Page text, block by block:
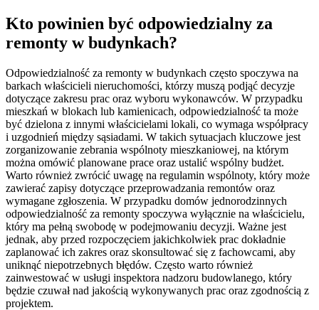
Kto powinien być odpowiedzialny za
remonty w budynkach?
Odpowiedzialność za remonty w budynkach często spoczywa na
barkach właścicieli nieruchomości, którzy muszą podjąć decyzje
dotyczące zakresu prac oraz wyboru wykonawców. W przypadku
mieszkań w blokach lub kamienicach, odpowiedzialność ta może
być dzielona z innymi właścicielami lokali, co wymaga współpracy
i uzgodnień między sąsiadami. W takich sytuacjach kluczowe jest
zorganizowanie zebrania wspólnoty mieszkaniowej, na którym
można omówić planowane prace oraz ustalić wspólny budżet.
Warto również zwrócić uwagę na regulamin wspólnoty, który może
zawierać zapisy dotyczące przeprowadzania remontów oraz
wymagane zgłoszenia. W przypadku domów jednorodzinnych
odpowiedzialność za remonty spoczywa wyłącznie na właścicielu,
który ma pełną swobodę w podejmowaniu decyzji. Ważne jest
jednak, aby przed rozpoczęciem jakichkolwiek prac dokładnie
zaplanować ich zakres oraz skonsultować się z fachowcami, aby
uniknąć niepotrzebnych błędów. Często warto również
zainwestować w usługi inspektora nadzoru budowlanego, który
będzie czuwał nad jakością wykonywanych prac oraz zgodnością z
projektem.